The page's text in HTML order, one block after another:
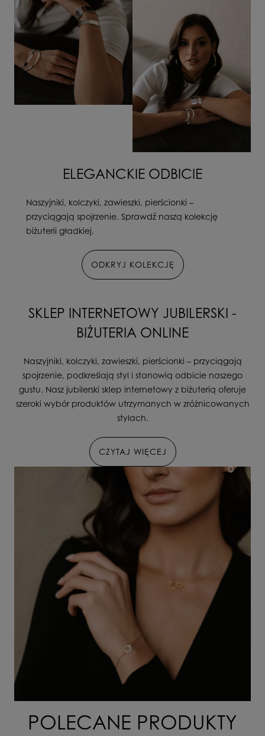
ELEGANCKIE ODBICIE
Naszyjniki, kolczyki, zawieszki, pierścionki –
przyciągają spojrzenie. Sprawdź naszą kolekcję
biżuterii gładkiej.
ODKRYJ KOLEKCJĘ
SKLEP INTERNETOWY JUBILERSKI -
BIŻUTERIA ONLINE
Naszyjniki, kolczyki, zawieszki, pierścionki – przyciągają
spojrzenie, podkreślają styl i stanowią odbicie naszego
gustu. Nasz jubilerski sklep internetowy z biżuterią oferuje
szeroki wybór produktów utrzymanych w zróżnicowanych
stylach.
CZYTAJ WIĘCEJ
POLECANE PRODUKTY